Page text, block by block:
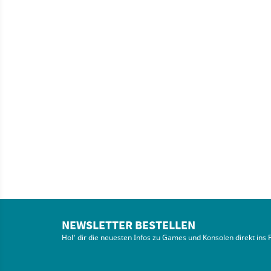
NEWSLETTER BESTELLEN
Hol' dir die neuesten Infos zu Games und Konsolen direkt ins